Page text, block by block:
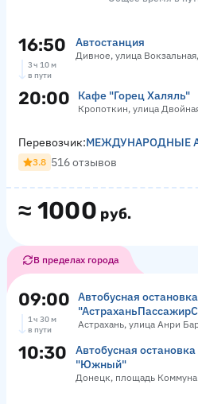
16:50 Автостанция
Дивное, улица
3 ч 10 м
в пути
20:00 Кафе "Горец Халяль"
Кропоткин, улица
≈ 1000 руб.
Перевозчик:МЕЖДУНАРОДНЫЕ
3.8 516 отзывов
В пределах города
09:00
Автобусная остановка
Астрахань, улица Анри
1 ч 30 м
в пути
10:30
Автобусная
"Южный"
Донецк, площадь